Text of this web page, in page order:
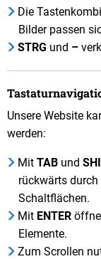
Die
Bilder passen
STRG und –
Unsere Website
werden:
MitTAB und
rückwärts
Schaltflächen.
Mit ENTER
Elemente.
Zum Scrollen